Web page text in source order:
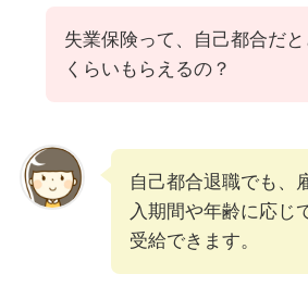
失業保険って、自己都合だ
くらいもらえるの？
自己都合退職でも、
入期間や年齢に応じ
受給できます。